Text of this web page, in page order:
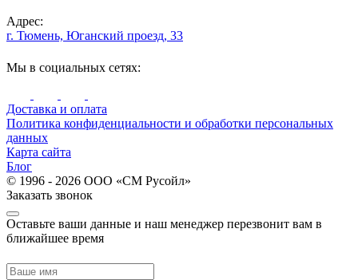
Адрес:
г. Тюмень, Юганский проезд, 33
Мы в социальных сетях:
Доставка и оплата
Политика конфиденциальности и обработки персональных
данных
Карта сайта
Блог
© 1996 - 2026 ООО «СМ Русойл»
Заказать звонок
Оставьте ваши данные и наш менеджер перезвонит вам в
ближайшее время